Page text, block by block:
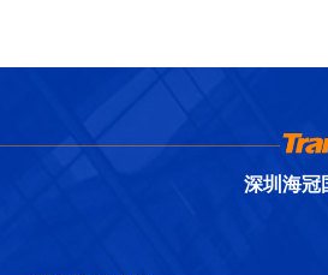
深圳海冠